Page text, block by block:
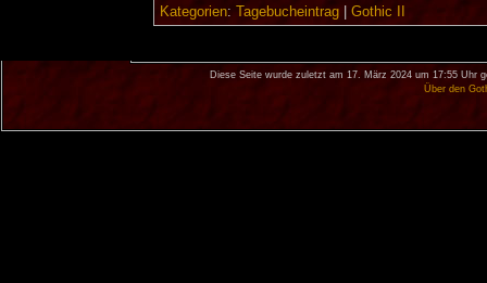
Kategorien: Tagebucheintrag| Gothic II
Diese Seite wurde zuletzt am 17. März 2024 um 17:55 Uhr
Über den